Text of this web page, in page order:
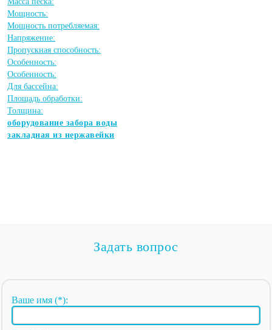
Мощность:
Мощность потребляемая:
Напряжение:
Пропускная способность:
Особенность:
Особенность:
Для бассейна:
Площадь обработки:
Толщина:
оборудование забора воды
закладная из нержавейки
Задать вопрос
Ваше имя (*):